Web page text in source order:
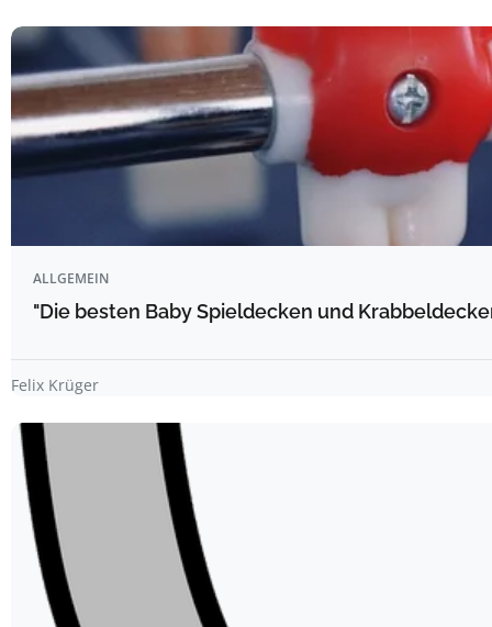
ALLGEMEIN
"Die besten Baby Spieldecken und
Felix Krüger